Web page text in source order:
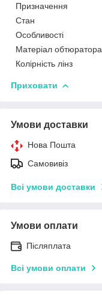
Призначення
Стан
Особливості
Матеріал обтюратора
Колірність лінз
Приховати
Умови доставки
Нова Пошта
Самовивіз
Всі умови доставки
Умови оплати
Післяплата
Всі умови оплати